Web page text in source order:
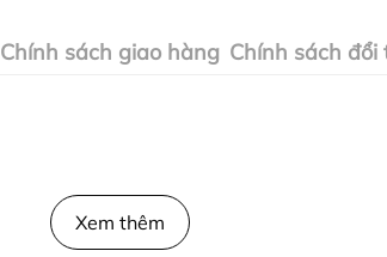
Chính sách giao hàng Chính sách đổi
Xem thêm